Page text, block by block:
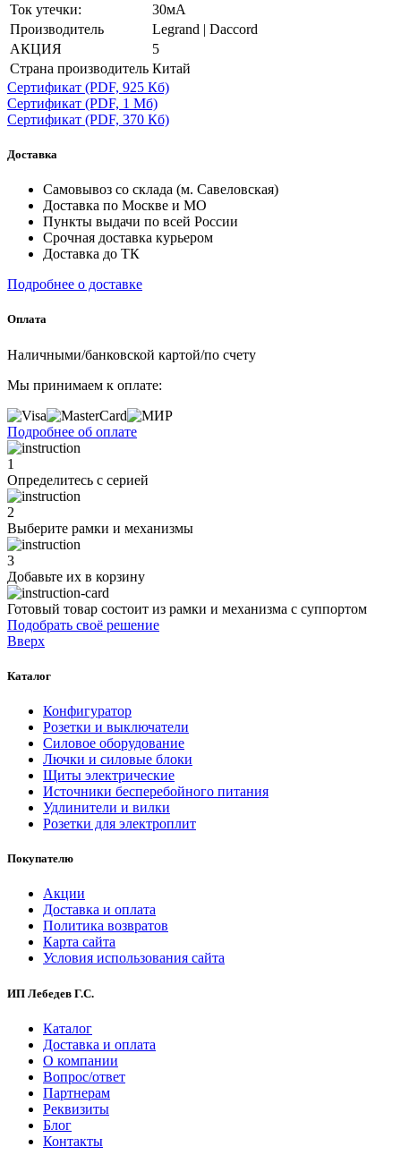
Ток утечки:
30мА
Производитель
Legrand | Daccord
АКЦИЯ
5
Страна производитель Китай
Сертификат (PDF, 925 Кб)
Сертификат (PDF, 1 Мб)
Сертификат (PDF, 370 Кб)
Доставка
Самовывоз со склада (м. Савеловская)
Доставка по Москве и МО
Пункты выдачи по всей России
Срочная доставка курьером
Доставка до ТК
Подробнее о доставке
Оплата
Наличными/банковской картой/по счету
Мы принимаем к оплате:
Подробнее об оплате
1
Определитесь с серией
2
Выберите рамки и механизмы
3
Добавьте их в корзину
Готовый товар состоит из рамки и механизма с суппортом
Подобрать своё решение
Вверх
Каталог
Конфигуратор
Розетки и выключатели
Силовое оборудование
Лючки и силовые блоки
Щиты электрические
Источники бесперебойного питания
Удлинители и вилки
Розетки для электроплит
Покупателю
Акции
Доставка и оплата
Политика возвратов
Карта сайта
Условия использования сайта
ИП Лебедев Г.С.
Каталог
Доставка и оплата
О компании
Вопрос/ответ
Партнерам
Реквизиты
Блог
Контакты